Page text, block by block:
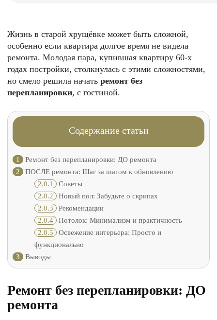
Жизнь в старой хрущёвке может быть сложной,
особенно если квартира долгое время не видела
ремонта. Молодая пара, купившая квартиру 60-х
годах постройки, столкнулась с этими сложностями,
но смело решила начать ремонт без
перепланировки, с гостиной.
Содержание статьи
1
Ремонт без перепланировки: ДО ремонта
2
ПОСЛЕ ремонта: Шаг за шагом к обновлению
2.0.1
Советы
2.0.2
Новый пол: Забудьте о скрипах
2.0.3
Рекомендации
2.0.4
Потолок: Минимализм и практичность
2.0.5
Освежение интерьера: Просто и
функционально
3
Выводы
Ремонт без перепланировки: ДО
ремонта